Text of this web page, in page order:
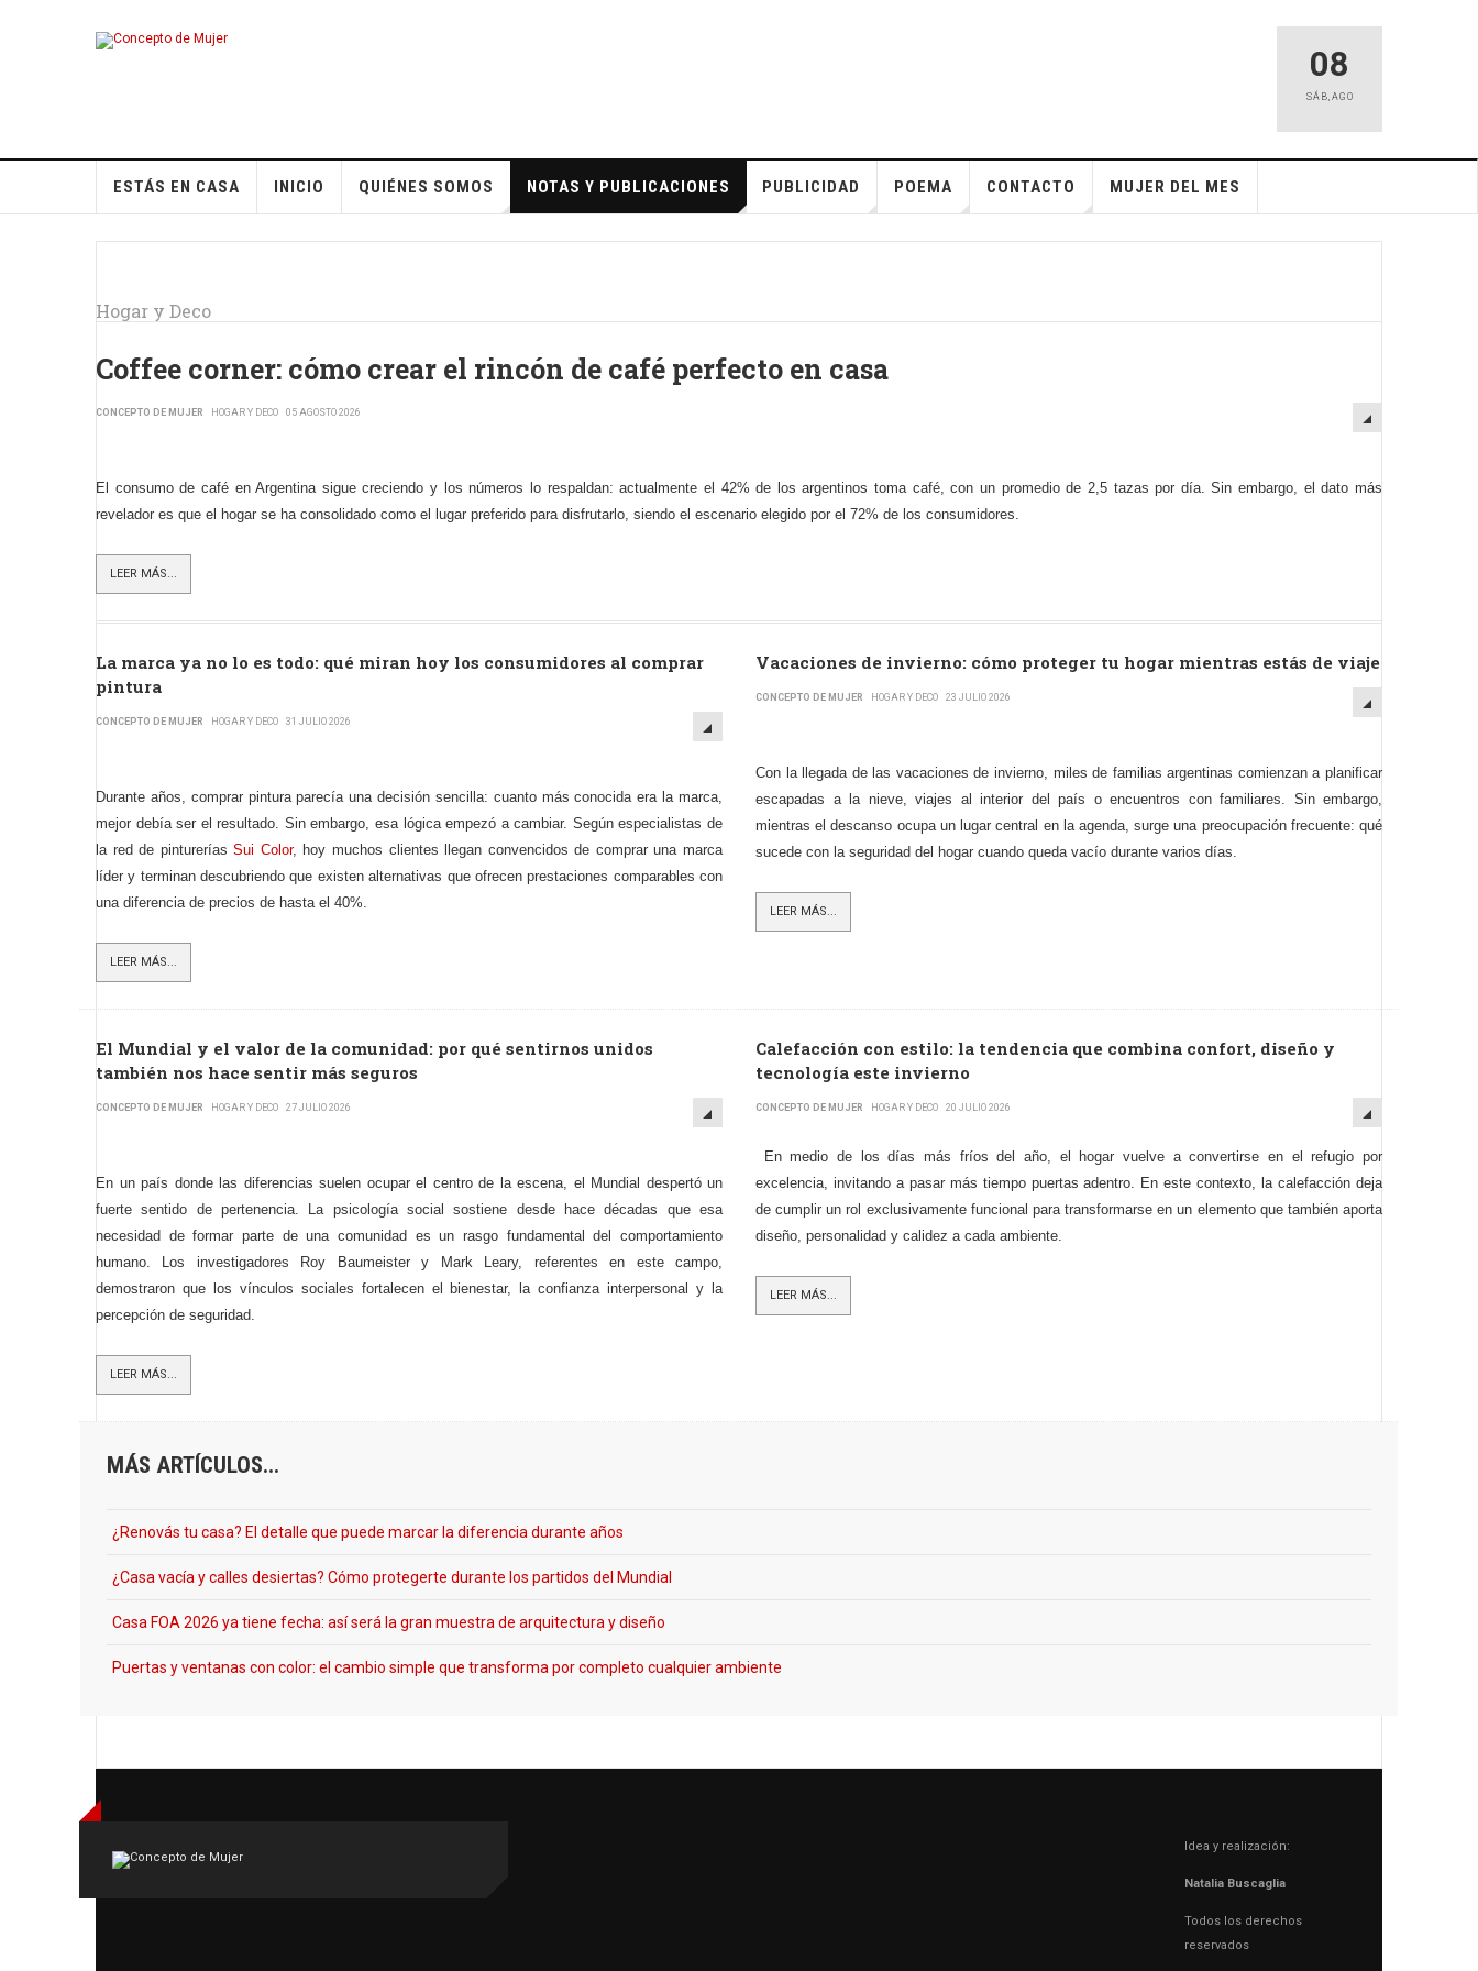
08
SÁB, AGO
ESTÁS EN CASA INICIO QUIÉNES SOMOS NOTAS Y PUBLICACIONES PUBLICIDAD POEMA CONTACTO MUJER DEL MES
Hogar y Deco
Coffee corner: cómo crear el rincón de café perfecto en casa
CONCEPTO DE MUJER HOGAR Y DECO 05 AGOSTO 2026
El consumo de café en Argentina sigue creciendo y los números lo respaldan: actualmente el 42% de los argentinos toma café, con un promedio de 2,5 tazas por día. Sin embargo, el dato más
revelador es que el hogar se ha consolidado como el lugar preferido para disfrutarlo, siendo el escenario elegido por el 72% de los consumidores.
LEER MÁS...
La marca ya no lo es todo: qué miran hoy los consumidores al comprar
pintura
CONCEPTO DE MUJER HOGAR Y DECO 31 JULIO 2026
Durante años, comprar pintura parecía una decisión sencilla: cuanto más conocida era la marca,
mejor debía ser el resultado. Sin embargo, esa lógica empezó a cambiar. Según especialistas de
la red de pintureríasSui Color, hoy muchos clientes llegan convencidos de comprar una marca
líder y terminan descubriendo que existen alternativas que ofrecen prestaciones comparables con
una diferencia de precios de hasta el 40%.
LEER MÁS...
Vacaciones de invierno: cómo proteger tu hogar mientras estás de viaje
CONCEPTO DE MUJER HOGAR Y DECO 23 JULIO 2026
Con la llegada de las vacaciones de invierno, miles de familias argentinas comienzan a planificar
escapadas a la nieve, viajes al interior del país o encuentros con familiares. Sin embargo,
mientras el descanso ocupa un lugar central en la agenda, surge una preocupación frecuente: qué
sucede con la seguridad del hogar cuando queda vacío durante varios días.
LEER MÁS...
El Mundial y el valor de la comunidad: por qué sentirnos unidos
también nos hace sentir más seguros
CONCEPTO DE MUJER HOGAR Y DECO 27 JULIO 2026
En un país donde las diferencias suelen ocupar el centro de la escena, el Mundial despertó un
fuerte sentido de pertenencia. La psicología social sostiene desde hace décadas que esa
necesidad de formar parte de una comunidad es un rasgo fundamental del comportamiento
humano. Los investigadores Roy Baumeister y Mark Leary, referentes en este campo,
demostraron que los vínculos sociales fortalecen el bienestar, la confianza interpersonal y la
percepción de seguridad.
LEER MÁS...
Calefacción con estilo: la tendencia que combina confort, diseño y
tecnología este invierno
CONCEPTO DE MUJER HOGAR Y DECO 20 JULIO 2026
En medio de los días más fríos del año, el hogar vuelve a convertirse en el refugio por
excelencia, invitando a pasar más tiempo puertas adentro. En este contexto, la calefacción deja
de cumplir un rol exclusivamente funcional para transformarse en un elemento que también aporta
diseño, personalidad y calidez a cada ambiente.
LEER MÁS...
MÁS ARTÍCULOS...
¿Renovás tu casa? El detalle que puede marcar la diferencia durante años
¿Casa vacía y calles desiertas? Cómo protegerte durante los partidos del Mundial
Casa FOA 2026 ya tiene fecha: así será la gran muestra de arquitectura y diseño
Puertas y ventanas con color: el cambio simple que transforma por completo cualquier ambiente
Idea y realización:
Natalia Buscaglia
Todos los derechos
reservados